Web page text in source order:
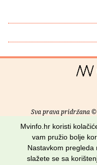
Sva prava pridržana ©
O nama• Pomoć
Mvinfo.hr koristi
vam pružio bolje
Nastavkom pregleda
slažete se sa